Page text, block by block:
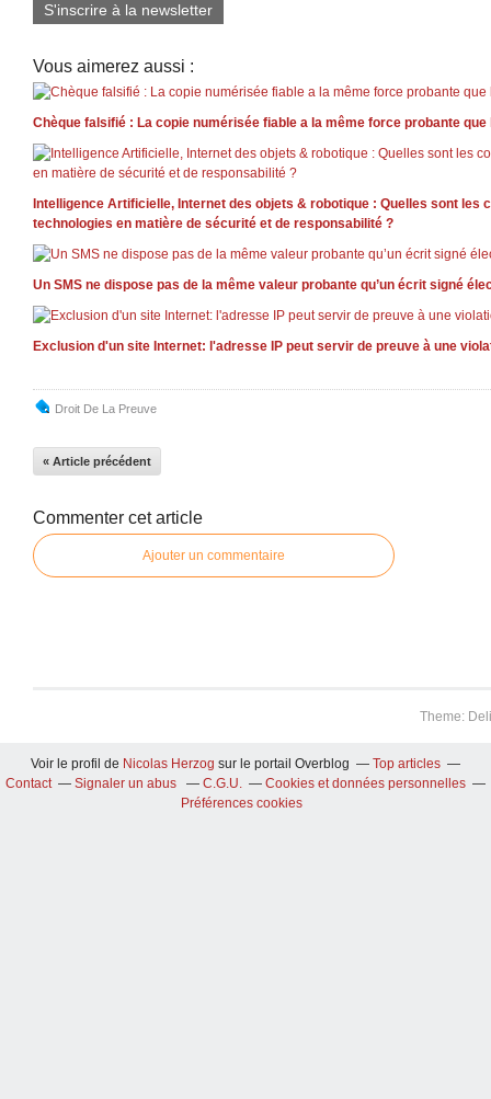
S'inscrire à la newsletter
Vous aimerez aussi :
Chèque falsifié : La copie numérisée fiable a la même force probante que
Intelligence Artificielle, Internet des objets & robotique : Quelles sont les
technologies en matière de sécurité et de responsabilité ?
Un SMS ne dispose pas de la même valeur probante qu’un écrit signé
Exclusion d'un site Internet: l'adresse IP peut servir de preuve à une
Droit De La Preuve
« Article précédent
Commenter cet article
Ajouter un commentaire
Theme:
Voir le profil de Nicolas Herzog sur le portail Overblog
Top articles
Contact
Signaler un abus C.G.U.
Cookies et données personnelles
Préférences cookies